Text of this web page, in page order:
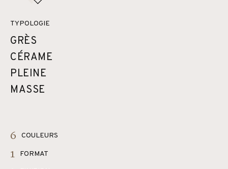
TYPOLOGIE
GRÈS
CÉRAME
PLEINE
MASSE
6 COULEURS
1 FORMAT